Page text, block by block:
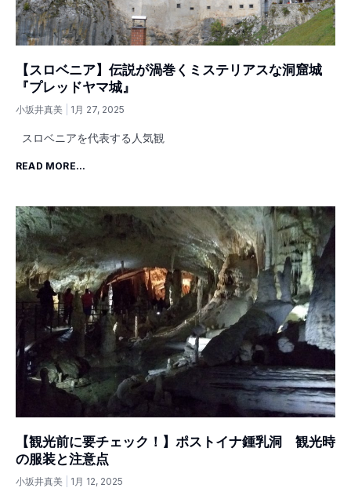
【スロベニア】伝説が渦巻くミステリアスな洞窟城
『プレッドヤマ城』
小坂井真美 1月 27, 2025
スロベニアを代表する人気観
READ MORE...
【観光前に要チェック！】ポストイナ鍾乳洞 観光時
の服装と注意点
小坂井真美 1月 12, 2025